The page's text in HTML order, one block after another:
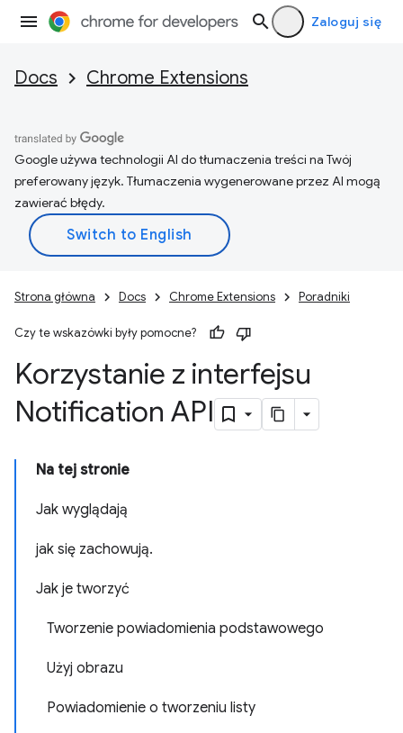
Zaloguj się
Docs Chrome Extensions
Google używa technologii AI do tłumaczenia treści na Twój
preferowany język. Tłumaczenia wygenerowane przez AI mogą
zawierać błędy.
Strona główna Docs Chrome Extensions Poradniki
Czy te wskazówki były pomocne?
Korzystanie z interfejsu
Notification API
Na tej stronie
Jak wyglądają
jak się zachowują.
Jak je tworzyć
Tworzenie powiadomienia podstawowego
Użyj obrazu
Powiadomienie o tworzeniu listy